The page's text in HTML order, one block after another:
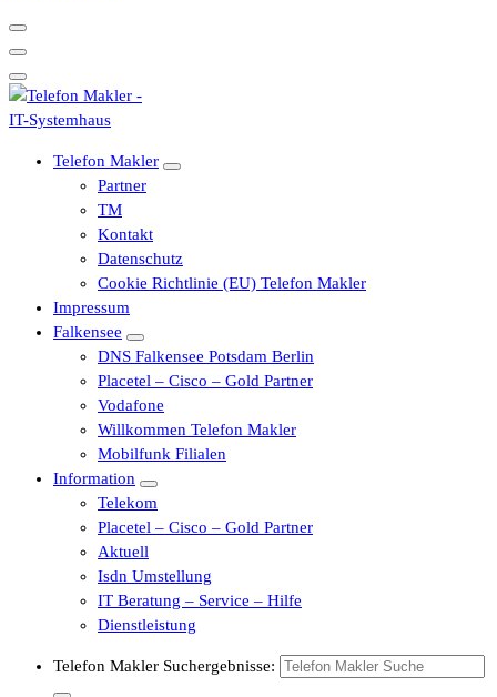
Telefon Makler
Partner
TM
Kontakt
Datenschutz
Cookie Richtlinie (EU) Telefon Makler
Impressum
Falkensee
DNS Falkensee Potsdam Berlin
Placetel – Cisco – Gold Partner
Vodafone
Willkommen Telefon Makler
Mobilfunk Filialen
Information
Telekom
Placetel – Cisco – Gold Partner
Aktuell
Isdn Umstellung
IT Beratung – Service – Hilfe
Dienstleistung
Telefon Makler Suchergebnisse: